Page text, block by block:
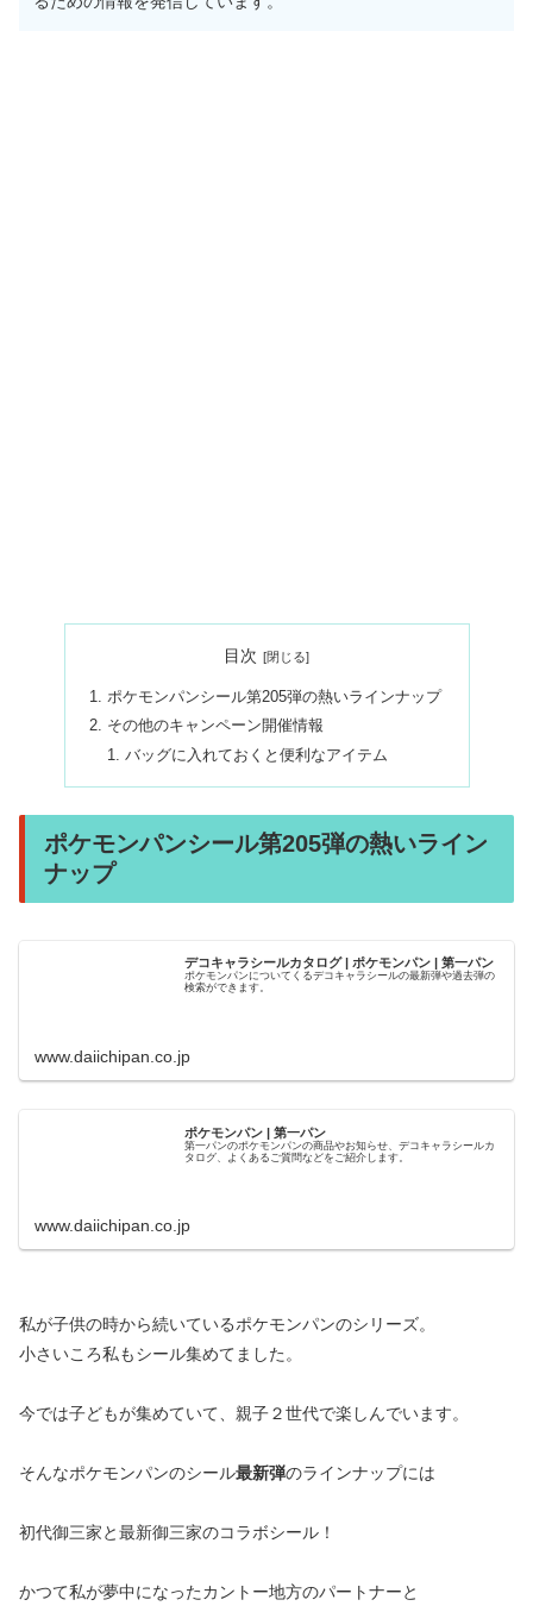
目次
ポケモンパンシール第205弾の熱いラインナップ
その他のキャンペーン開催情報
バッグに入れておくと便利なアイテム
ポケモンパンシール第205弾の熱いライン
ナップ
デコキャラシールカタログ | ポケモンパン | 第一パン
ポケモンパンについてくるデコキャラシールの最新弾や過去弾の
検索ができます。
www.daiichipan.co.jp
ポケモンパン | 第一パン
第一パンのポケモンパンの商品やお知らせ、デコキャラシールカ
タログ、よくあるご質問などをご紹介します。
www.daiichipan.co.jp
私が子供の時から続いているポケモンパンのシリーズ。
小さいころ私もシール集めてました。
今では子どもが集めていて、親子２世代で楽しんでいます。
そんなポケモンパンのシール最新弾のラインナップには
初代御三家と最新御三家のコラボシール！
かつて私が夢中になったカントー地方のパートナーと